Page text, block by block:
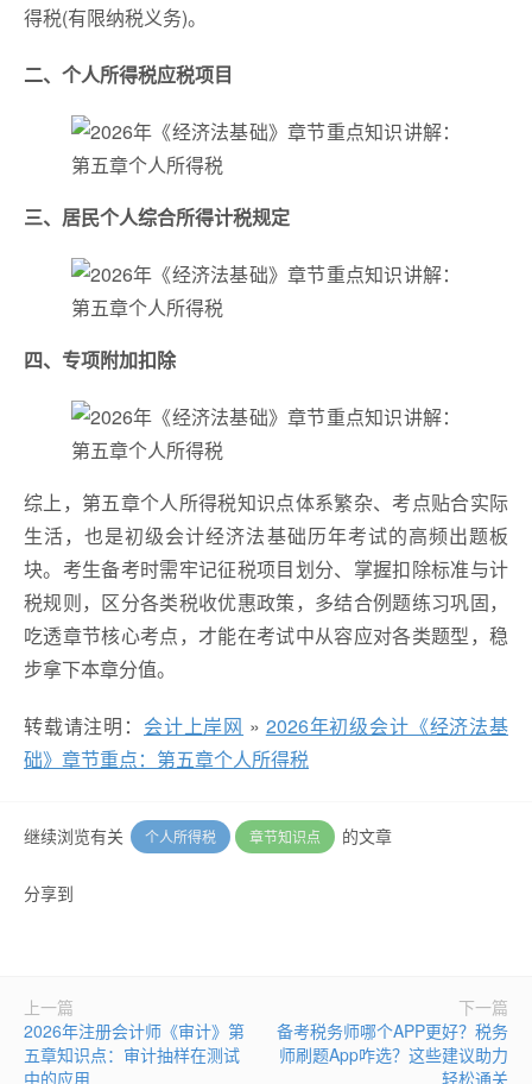
得税(有限纳税义务)。
二、个人所得税应税项目
三、居民个人综合所得计税规定
四、专项附加扣除
综上，第五章个人所得税知识点体系繁杂、考点贴合实际
生活，也是初级会计经济法基础历年考试的高频出题板
块。考生备考时需牢记征税项目划分、掌握扣除标准与计
税规则，区分各类税收优惠政策，多结合例题练习巩固，
吃透章节核心考点，才能在考试中从容应对各类题型，稳
步拿下本章分值。
转载请注明： 会计上岸网 » 2026年初级会计《经济法基
础》章节重点：第五章个人所得税
继续浏览有关 个人所得税 章节知识点 的文章
分享到
上一篇
2026年注册会计师《审计》第
五章知识点：审计抽样在测试
中的应用
下一篇
备考税务师哪个APP更好？税务
师刷题App咋选？这些建议助力
轻松通关